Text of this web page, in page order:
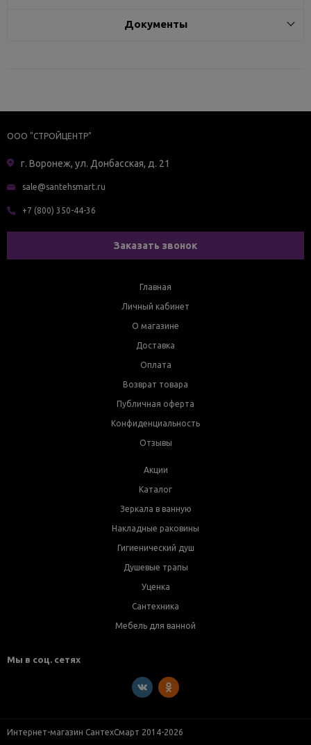
Документы
ООО "СТРОЙЦЕНТР"
г. Воронеж, ул. Донбасская, д. 21
sale@santehsmart.ru
+7 (800) 350-44-36
Заказать звонок
Главная
Личный кабинет
О магазине
Доставка
Оплата
Возврат товара
Публичная оферта
Конфиденциальность
Отзывы
Акции
Каталог
Зеркала в ванную
Накладные раковины
Гигиенический душ
Душевые трапы
Уценка
Сантехника
Мебель для ванной
Мы в соц. сетях
Интернет-магазин СантехСмарт 2014-2026